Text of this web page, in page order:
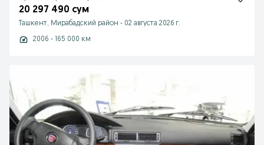
20 297 490 сум
Ташкент, Мирабадский район - 02 августа 2026 г.
2006 - 165 000 км